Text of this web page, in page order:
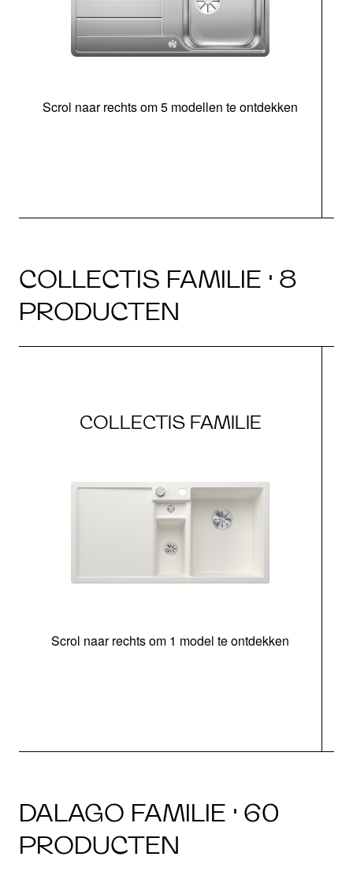
Scrol naar rechts om 5 modellen te ontdekken
COLLECTIS FAMILIE · 8
PRODUCTEN
COLLECTIS FAMILIE
Scrol naar rechts om 1 model te ontdekken
DALAGO FAMILIE · 60
PRODUCTEN